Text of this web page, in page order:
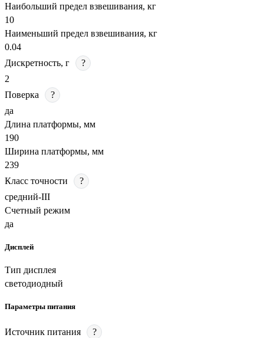
Наибольший предел взвешивания, кг
10
Наименьший предел взвешивания, кг
0.04
Дискретность, г
?
2
Поверка
?
да
Длина платформы, мм
190
Ширина платформы, мм
239
Класс точности
?
средний-III
Счетный режим
да
Дисплей
Тип дисплея
светодиодный
Параметры питания
Источник питания
?